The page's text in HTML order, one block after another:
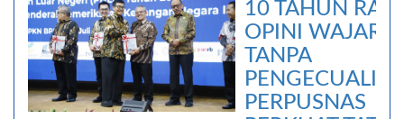
10 TAHUN RAIH
OPINI WAJAR
TANPA
PERPUSNAS